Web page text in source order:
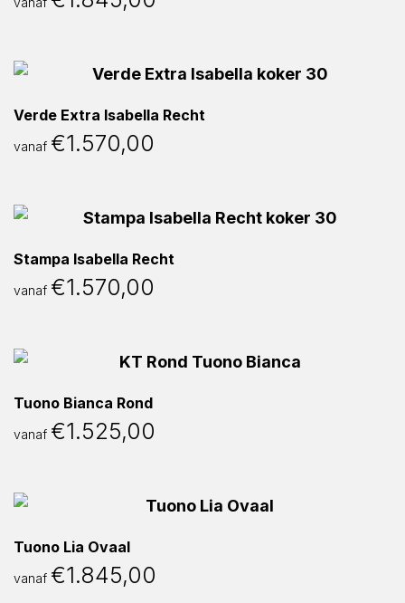
Verde Extra Isabella Recht
vanaf €1.570,00
Stampa Isabella Recht
vanaf €1.570,00
Tuono Bianca Rond
vanaf €1.525,00
Tuono Lia Ovaal
vanaf €1.845,00